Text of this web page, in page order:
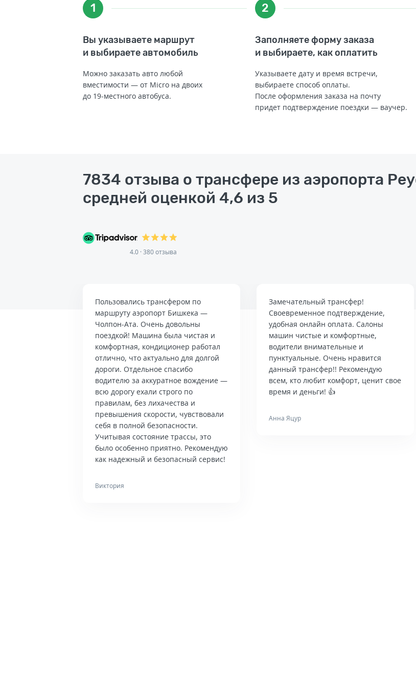
1
Вы указываете маршрут
и выбираете автомобиль
Можно заказать авто любой
вместимости — от Micro на двоих
до 19-местного автобуса.
2
Заполняете форму заказа
и выбираете, как оплатить
Указываете дату и время встречи,
выбираете способ оплаты.
После оформления заказа на почту
придет подтверждение поездки — ваучер.
7834 отзыва о трансфере из аэропорта
средней оценкой 4,6 из 5
4.0 · 380 отзыва
Пользовались трансфером по
маршруту аэропорт Бишкека —
Чолпон-Ата. Очень довольны
поездкой! Машина была чистая и
комфортная, кондиционер работал
отлично, что актуально для долгой
дороги. Отдельное спасибо
водителю за аккуратное вождение —
всю дорогу ехали строго по
правилам, без лихачества и
превышения скорости, чувствовали
себя в полной безопасности.
Учитывая состояние трассы, это
было особенно приятно. Рекомендую
как надежный и безопасный сервис!
Виктория
Замечательный трансфер!
Своевременное подтверждение,
удобная онлайн оплата. Салоны
машин чистые и комфортные,
водители внимательные и
пунктуальные. Очень нравится
данный трансфер!! Рекомендую
всем, кто любит комфорт, ценит свое
время и деньги! 👍
Анна Яцур